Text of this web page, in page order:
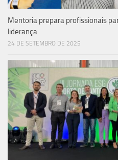
Mentoria prepara profissionais
liderança
24 DE SETEMBRO DE 2025